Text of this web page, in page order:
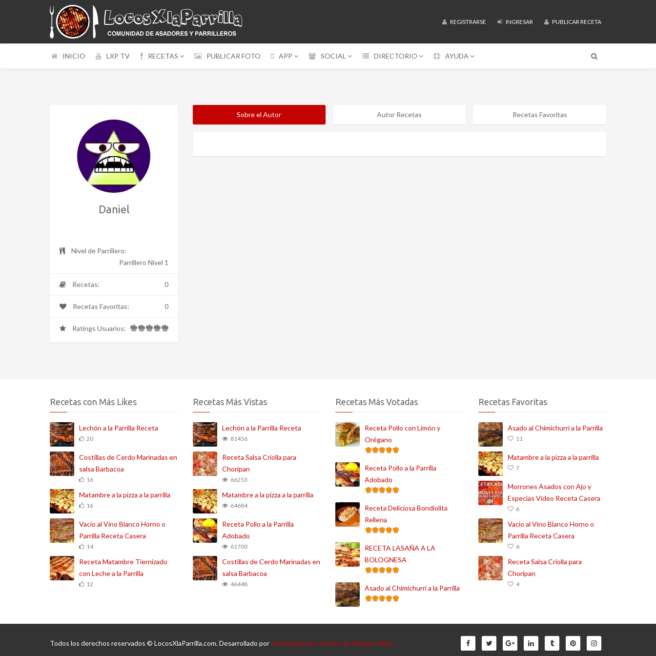
REGISTRARSE INGRESAR PUBLICAR RECETA
INICIO LXP TV RECETAS PUBLICAR FOTO APP SOCIAL DIRECTORIO AYUDA
Daniel
Nivel de Parrillero:
Parrillero Nivel 1
Recetas: 0
Recetas Favoritas: 0
Ratings Usuarios:
Sobre el Autor Autor Recetas Recetas Favoritas
Recetas con Más Likes
Lechón a la Parrilla Receta
20
Costillas de Cerdo Marinadas en
salsa Barbacoa
16
Matambre a la pizza a la parrilla
16
Vacío al Vino Blanco Horno o
Parrilla Receta Casera
14
Receta Matambre Tiernizado
con Leche a la Parrilla
12
Recetas Más Vistas
Lechón a la Parrilla Receta
81436
Receta Salsa Criolla para
Choripan
66253
Matambre a la pizza a la parrilla
64684
Receta Pollo a la Parrilla
Adobado
61700
Costillas de Cerdo Marinadas en
salsa Barbacoa
46448
Recetas Más Votadas
Receta Pollo con Limón y
Orégano
Receta Pollo a la Parrilla
Adobado
Receta Deliciosa Bondiolita
Rellena
RECETA LASAÑA A LA
BOLOGNESA
Asado al Chimichurri a la Parrilla
Recetas Favoritas
Asado al Chimichurri a la Parrilla
11
Matambre a la pizza a la parrilla
7
Morrones Asados con Ajo y
Especias Video Receta Casera
6
Vacío al Vino Blanco Horno o
Parrilla Receta Casera
6
Receta Salsa Criolla para
Choripan
4
Todos los derechos reservados © LocosXlaParrilla.com. Desarrollado porSuPaginaGratis Diseño de Páginas Web